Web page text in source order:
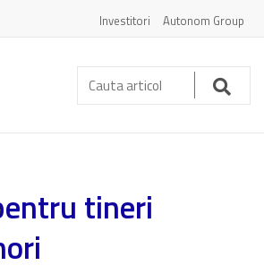
Investitori Autonom Group
Cauta
articol:
tineri